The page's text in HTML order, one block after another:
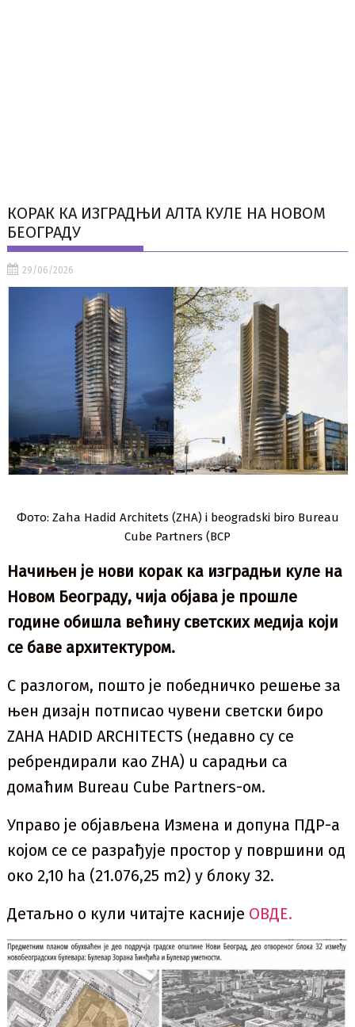
КОРАК КА ИЗГРАДЊИ АЛТА КУЛЕ НА НОВОМ
БЕОГРАДУ
29/06/2026
Фото: Zaha Hadid Architets (ZHA) i beogradski biro Bureau
Cube Partners (BCP
Начињен је нови корак ка изградњи куле на
Новом Београду, чија објава је прошле
године обишла већину светских медија који
се баве архитектуром.
С разлогом, пошто је победничко решење за
њен дизајн потписао чувени светски биро
ZAHA HADID ARCHITECTS (недавно су се
ребрендирали као ZHA) u сарадњи са
домаћим Bureau Cube Partners-ом.
Управо је објављена Измена и допуна ПДР-а
којом се се разрађује простор у површини од
око 2,10 ha (21.076,25 m2) у блоку 32.
Детаљно о кули читајте касније ОВДЕ.